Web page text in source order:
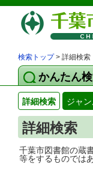
検索トップ> 詳細検索
かんたん
詳細検索 ジャ
詳細検索
千葉市図書
等をするものでは